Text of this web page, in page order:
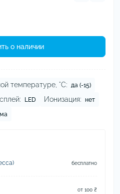
о наличии
температуре, °C: да (-15)
LED Ионизация: нет
бесплатно
от 100 ₴